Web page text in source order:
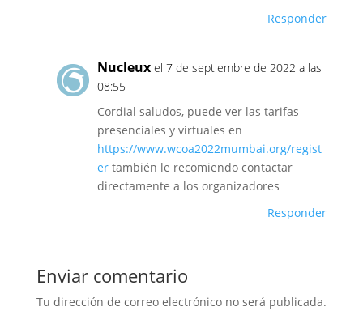
Responder
Nucleux el 7 de septiembre de 2022 a las
08:55
Cordial saludos, puede ver las tarifas
presenciales y virtuales en
https://www.wcoa2022mumbai.org/regist
ertambién le recomiendo contactar
directamente a los organizadores
Responder
Enviar comentario
Tu dirección de correo electrónico no será publicada.